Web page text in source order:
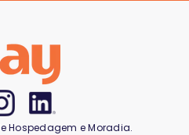
Hospedagem e Moradia.